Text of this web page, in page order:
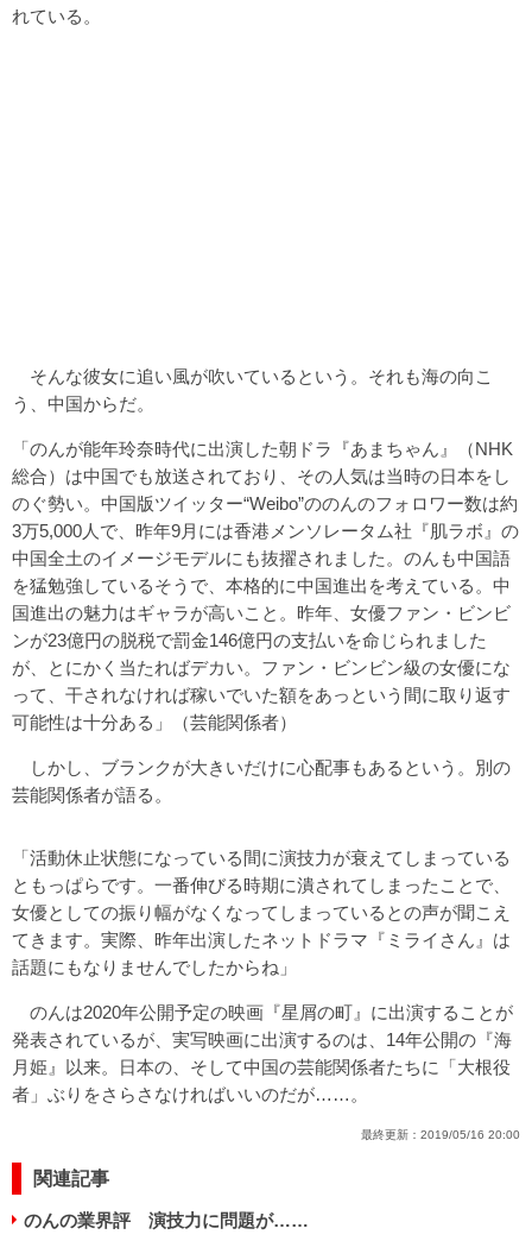
れている。
そんな彼女に追い風が吹いているという。それも海の向こ
う、中国からだ。
「のんが能年玲奈時代に出演した朝ドラ『あまちゃん』（NHK
総合）は中国でも放送されており、その人気は当時の日本をし
のぐ勢い。中国版ツイッター“Weibo”ののんのフォロワー数は約
3万5,000人で、昨年9月には香港メンソレータム社『肌ラボ』の
中国全土のイメージモデルにも抜擢されました。のんも中国語
を猛勉強しているそうで、本格的に中国進出を考えている。中
国進出の魅力はギャラが高いこと。昨年、女優ファン・ビンビ
ンが23億円の脱税で罰金146億円の支払いを命じられました
が、とにかく当たればデカい。ファン・ビンビン級の女優にな
って、干されなければ稼いでいた額をあっという間に取り返す
可能性は十分ある」（芸能関係者）
しかし、ブランクが大きいだけに心配事もあるという。別の
芸能関係者が語る。
「活動休止状態になっている間に演技力が衰えてしまっている
ともっぱらです。一番伸びる時期に潰されてしまったことで、
女優としての振り幅がなくなってしまっているとの声が聞こえ
てきます。実際、昨年出演したネットドラマ『ミライさん』は
話題にもなりませんでしたからね」
のんは2020年公開予定の映画『星屑の町』に出演することが
発表されているが、実写映画に出演するのは、14年公開の『海
月姫』以来。日本の、そして中国の芸能関係者たちに「大根役
者」ぶりをさらさなければいいのだが……。
最終更新： 2019/05/16 20:00
関連記事
のんの業界評 演技力に問題が……